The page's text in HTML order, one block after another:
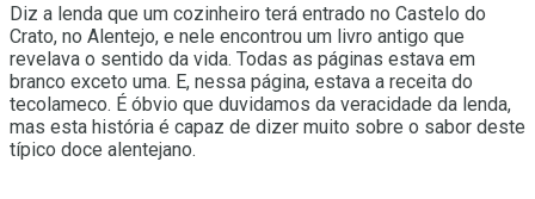
Diz a lenda que um cozinheiro terá entrado no Castelo do
Crato, no Alentejo, e nele encontrou um livro antigo que
revelava o sentido da vida. Todas as páginas estava em
branco exceto uma. E, nessa página, estava a receita do
tecolameco. É óbvio que duvidamos da veracidade da lenda,
mas esta história é capaz de dizer muito sobre o sabor deste
típico doce alentejano.